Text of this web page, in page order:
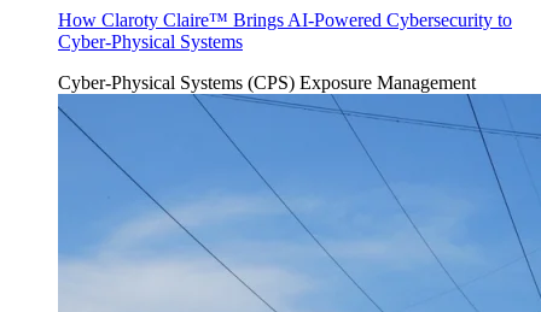
How Claroty Claire™ Brings AI-Powered Cybersecurity to
Cyber-Physical Systems
Cyber-Physical Systems (CPS) Exposure Management